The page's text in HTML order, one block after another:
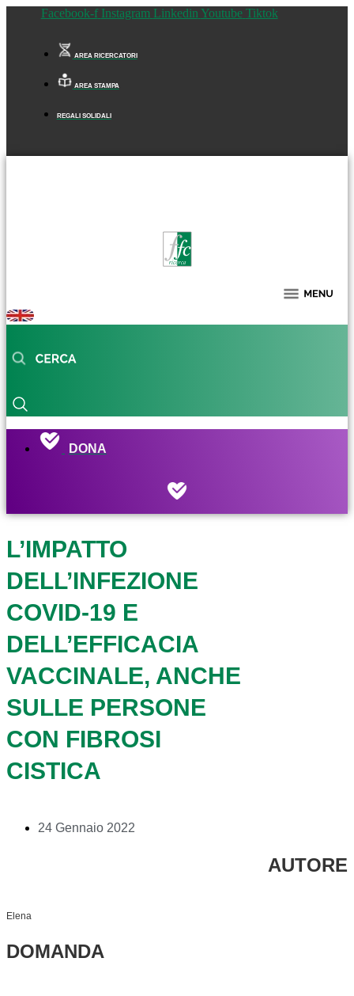
Facebook-f Instagram Linkedin Youtube Tiktok
AREA RICERCATORI
AREA STAMPA
REGALI SOLIDALI
DONA
L’IMPATTO
DELL’INFEZIONE
COVID-19 E
DELL’EFFICACIA
VACCINALE, ANCHE
SULLE PERSONE
CON FIBROSI
CISTICA
24 Gennaio 2022
AUTORE
Elena
DOMANDA